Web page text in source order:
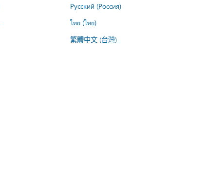
Русский (Россия)
ไทย (ไทย)
繁體中文 (台灣)